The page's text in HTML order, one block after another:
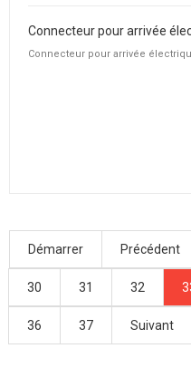
Connecteur pour arrivée
Connecteur pour arrivée
Démarrer Précédent
30 31 32
36 37 Suivant